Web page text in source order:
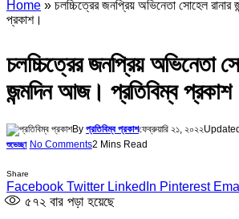
Home » চলচ্চিত্রের জনপ্রিয় অভিনেতা সোহেল
প্রকাশ।
চলচ্চিত্রের জনপ্রিয় অভিনেতা
জন্মদিন আজ। প্রতিবিম্ব
By প্রতিবিম্ব প্রকাশফেব্রুয়ারি ২১, ২০২২
শুভেচ্ছা No Comments2 Mins Read
Share
Facebook Twitter LinkedIn Pinterest
৫৭২ বার পড়া হয়েছে